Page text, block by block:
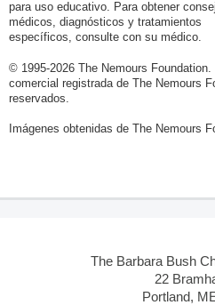
para uso educativo. Para obtener
médicos, diagnósticos y tratamientos
específicos, consulte con su médico.
© 1995-2026 The Nemours
comercial registrada de The Nemours
reservados.
Imágenes obtenidas de The Nemours
The Barbara Bush
22
Portland,